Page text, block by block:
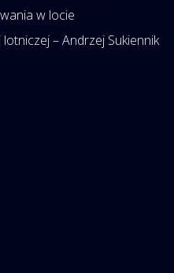
w locie
– Andrzej Sukiennik